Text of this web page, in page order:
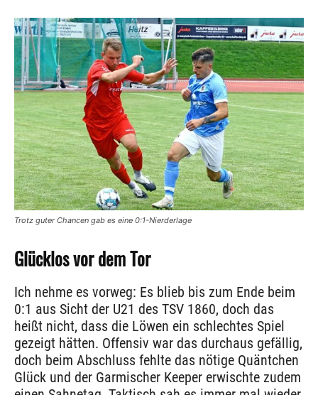
Trotz guter Chancen gab es eine 0:1-Nierderlage
Glücklos vor dem Tor
Ich nehme es vorweg: Es blieb bis zum Ende beim
0:1 aus Sicht der U21 des TSV 1860, doch das
heißt nicht, dass die Löwen ein schlechtes Spiel
gezeigt hätten. Offensiv war das durchaus gefällig,
doch beim Abschluss fehlte das nötige Quäntchen
Glück und der Garmischer Keeper erwischte zudem